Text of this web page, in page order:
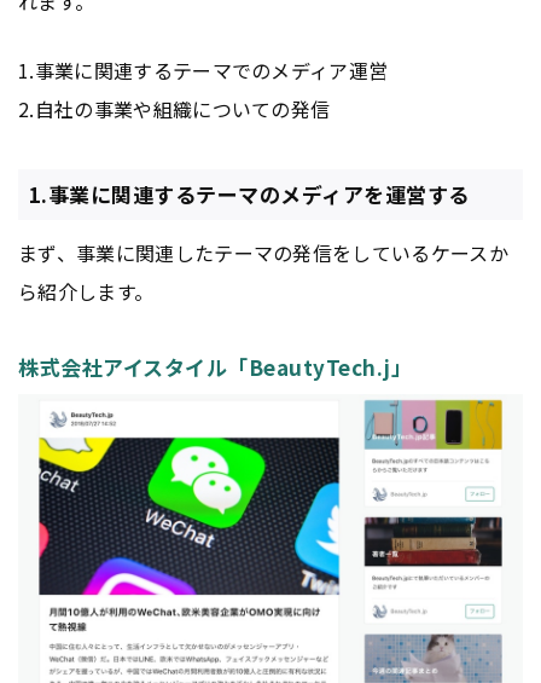
1.事業に関連するテーマでのメディア運営
2.自社の事業や組織についての発信
1.事業に関連するテーマのメディアを運営する
まず、事業に関連したテーマの発信をしているケースか
ら紹介します。
株式会社アイスタイル「BeautyTech.j」